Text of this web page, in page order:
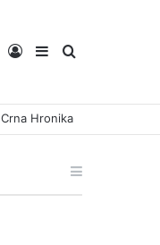
Pretraga
Sidebar
Log
Crna Hronika